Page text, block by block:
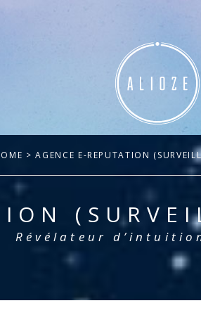
> AGENCE E-REPUTATION
Révélateur